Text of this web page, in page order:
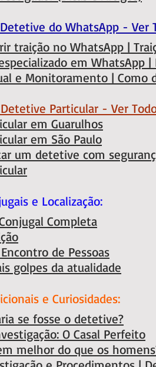
do WhatsApp - Ver
traição no WhatsApp |
em WhatsApp |
e Monitoramento | Como
Particular - Ver
em Guarulhos
em São Paulo
um detetive com
e Localização:
Completa
de Pessoas
golpes da atualidade
e Curiosidades:
se fosse o detetive?
O Casal Perfeito
melhor do que os